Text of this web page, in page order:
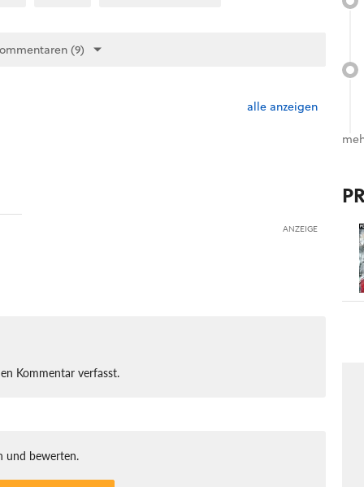
(9)
alle anzeigen
ANZEIGE
Kommentar verfasst.
und bewerten.